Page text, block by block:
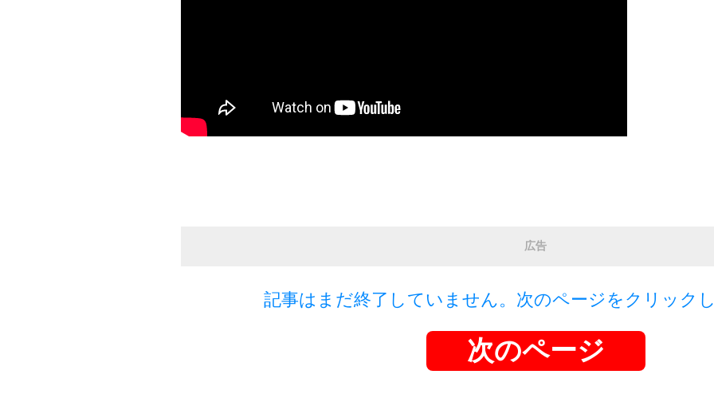
広告
記事はまだ終了していません。次のページをクリック
次のページ